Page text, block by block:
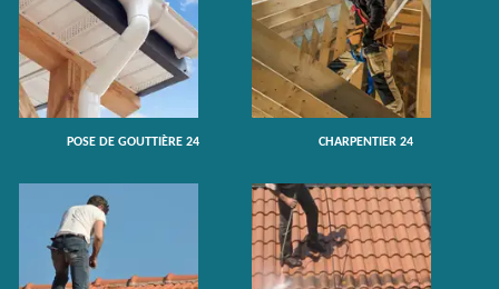
POSE DE GOUTTIÈRE 24 CHARPENTIER 24